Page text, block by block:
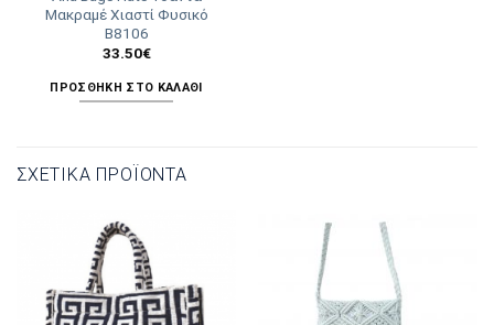
Μακραμέ Χιαστί Φυσικό
Β8106
33.50€
ΠΡΟΣΘΉΚΗ ΣΤΟ ΚΑΛΆΘΙ
ΣΧΕΤΙΚΆ ΠΡΟΪΌΝΤΑ